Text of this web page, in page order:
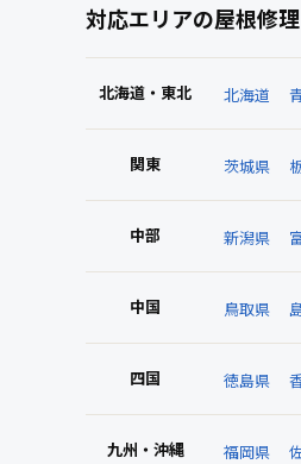
対応エリアの屋根修
北海道・東北 北海道
関東 茨城県
中部 新潟県
中国 鳥取県
四国 徳島県
九州・沖縄 福岡県